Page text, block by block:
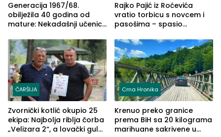
Generacija 1967/68.
obilježila 40 godina od
mature: Nekadašnji učenici
(FOTO)
Rajko Pajić iz Roćevića
vratio torbicu s novcem i
pasošima – spasio
Grčkoj
ČARŠIJA
Zvornički kotlić okupio 25
ekipa: Najbolja riblja čorba
„Velizara 2“, a lovački gulaš
Crna Hronika
Krenuo preko granice
prema BiH sa 20 kilograma
marihuane sakrivene u